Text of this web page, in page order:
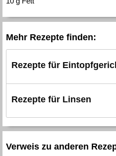
Mehr Rezepte finden:
Rezepte für
Rezepte für Linsen
Verweis zu anderen